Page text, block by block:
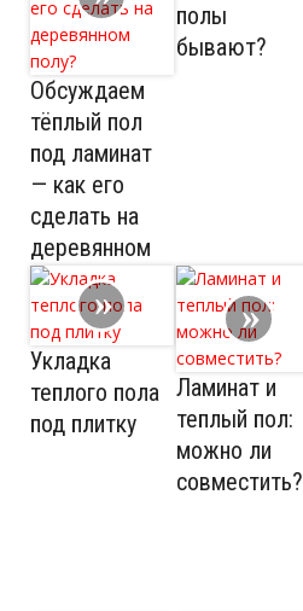
Обсуждаем
тёплый пол
под ламинат
— как его
сделать на
деревянном
полу?
полы
бывают?
Укладка
теплого пола
под плитку
Ламинат и
теплый пол:
можно ли
совместить?